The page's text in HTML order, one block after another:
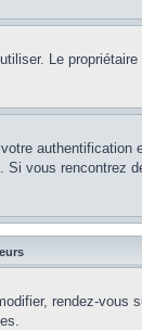
Le
vous rencontrez
rendez-vous